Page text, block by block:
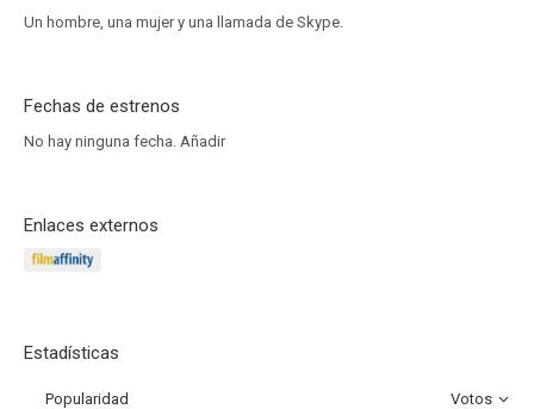
Un hombre, una mujer y una llamada de Skype.
Fechas de estrenos
No hay ninguna fecha. Añadir
Enlaces externos
Estadísticas
Popularidad Votos